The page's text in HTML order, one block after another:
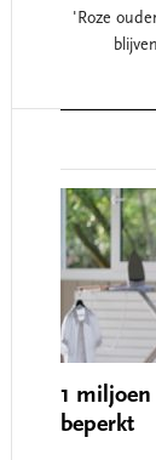
'Roze
1
beperkt